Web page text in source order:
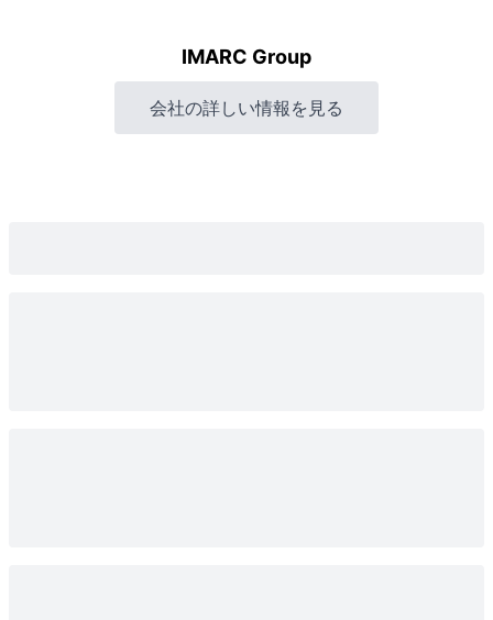
IMARC Group
会社の詳しい情報を見る